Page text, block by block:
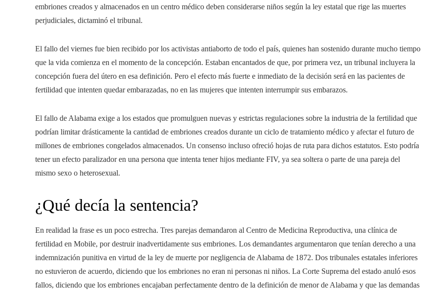
embriones creados y almacenados en un centro médico deben considerarse niños según la ley estatal que rige las muertes
perjudiciales, dictaminó el tribunal.
El fallo del viernes fue bien recibido por los activistas antiaborto de todo el país, quienes han sostenido durante mucho tiempo
que la vida comienza en el momento de la concepción. Estaban encantados de que, por primera vez, un tribunal incluyera la
concepción fuera del útero en esa definición. Pero el efecto más fuerte e inmediato de la decisión será en las pacientes de
fertilidad que intenten quedar embarazadas, no en las mujeres que intenten interrumpir sus embarazos.
El fallo de Alabama exige a los estados que promulguen nuevas y estrictas regulaciones sobre la industria de la fertilidad que
podrían limitar drásticamente la cantidad de embriones creados durante un ciclo de tratamiento médico y afectar el futuro de
millones de embriones congelados almacenados. Un consenso incluso ofreció hojas de ruta para dichos estatutos. Esto podría
tener un efecto paralizador en una persona que intenta tener hijos mediante FIV, ya sea soltera o parte de una pareja del
mismo sexo o heterosexual.
¿Qué decía la sentencia?
En realidad la frase es un poco estrecha. Tres parejas demandaron al Centro de Medicina Reproductiva, una clínica de
fertilidad en Mobile, por destruir inadvertidamente sus embriones. Los demandantes argumentaron que tenían derecho a una
indemnización punitiva en virtud de la ley de muerte por negligencia de Alabama de 1872. Dos tribunales estatales inferiores
no estuvieron de acuerdo, diciendo que los embriones no eran ni personas ni niños. La Corte Suprema del estado anuló esos
fallos, diciendo que los embriones encajaban perfectamente dentro de la definición de menor de Alabama y que las demandas